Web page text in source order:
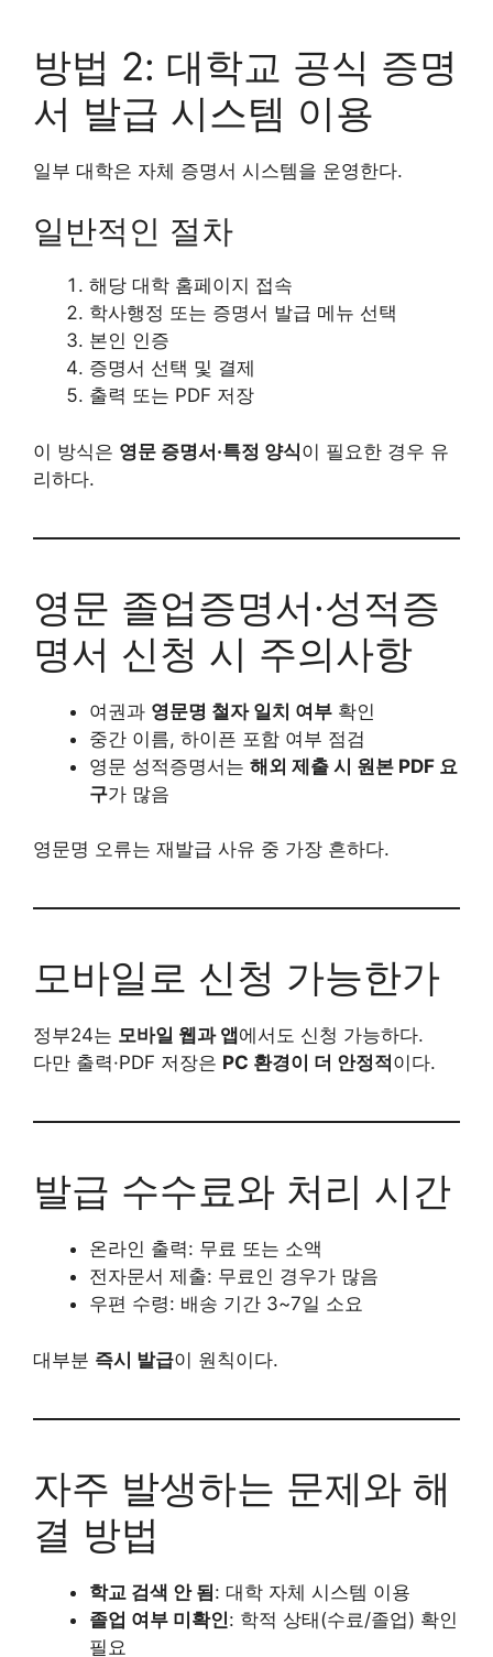
방법 2: 대학교 공식 증명
서 발급 시스템 이용
일부 대학은 자체 증명서 시스템을 운영한다.
일반적인 절차
해당 대학 홈페이지 접속
학사행정 또는 증명서 발급 메뉴 선택
본인 인증
증명서 선택 및 결제
출력 또는 PDF 저장
이 방식은 영문 증명서·특정 양식이 필요한 경우 유
리하다.
영문 졸업증명서·성적증
명서 신청 시 주의사항
여권과 영문명 철자 일치 여부 확인
중간 이름, 하이픈 포함 여부 점검
영문 성적증명서는 해외 제출 시 원본 PDF 요
구가 많음
영문명 오류는 재발급 사유 중 가장 흔하다.
모바일로 신청 가능한가
정부24는 모바일 웹과 앱 에서도 신청 가능하다.
다만 출력·PDF 저장은 PC 환경이 더 안정적 이다.
발급 수수료와 처리 시간
온라인 출력: 무료 또는 소액
전자문서 제출: 무료인 경우가 많음
우편 수령: 배송 기간 3~7일 소요
대부분 즉시 발급이 원칙이다.
자주 발생하는 문제와 해
결 방법
학교 검색 안 됨: 대학 자체 시스템 이용
졸업 여부 미확인: 학적 상태(수료/졸업) 확인
필요